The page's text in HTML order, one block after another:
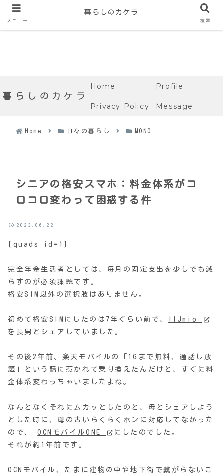
暮らしのカケラ
Home Profile
Privacy Policy Message
Home 日々の暮らし MONO
シニアの格安スマホ：料金体系がコ
ロコロ変わって困惑する件
2023.06.22
[quads id=1]
完全年金生活者としては、毎月の固定支出を少しでも減
らすのが必須課題です。
格安SIM以外の選択肢はありません。
初めて格安SIMにしたのは7年ぐらい前で、
IIJmio
を長男とシェアしていました。
その後2年前、楽天モバイルの「1Gまで無料、通話し放
題」という話に惹かれて乗り換えたんだけど、すぐに料
金体系変わっちゃいましたよね。
なんとなくそれにムカッとしたのと、母とシェアしよう
とした時に、母の古いらくらくホンに対応してなかった
ので、OCNモバイルONE
にしたのでした。
それが約1年前です。
OCNモバイル、たまに建物の中や地下街で繋がらないこ
メニュー
暮らしのカケラ
検索